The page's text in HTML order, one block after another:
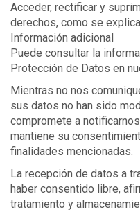
Acceder, rectificar y
derechos, como se
Información adicional
Puede consultar la
Protección de Datos en
Mientras no nos
sus datos no han sido
compromete a
mantiene su
finalidades mencionadas.
La recepción de datos a
haber consentido libre,
tratamiento y